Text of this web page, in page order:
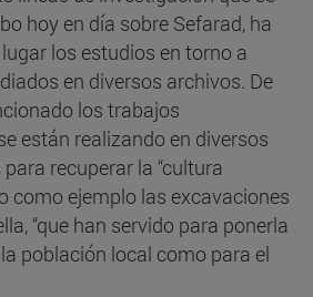
hoy en día sobre Sefarad, ha
los estudios en torno a
en diversos archivos. De
los trabajos
están realizando en diversos
recuperar la “cultura
como ejemplo las excavaciones
“que han servido para ponerla
población local como para el